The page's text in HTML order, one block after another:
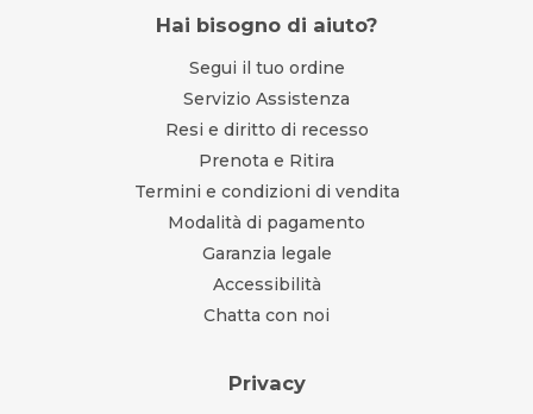
Hai bisogno di aiuto?
Segui il tuo ordine
Servizio Assistenza
Resi e diritto di recesso
Prenota e Ritira
Termini e condizioni di vendita
Modalità di pagamento
Garanzia legale
Accessibilità
Chatta con noi
Privacy